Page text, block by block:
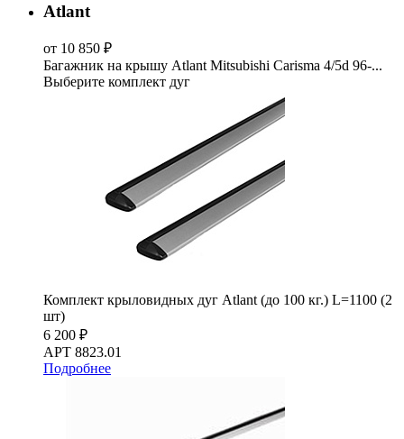
Atlant
от 10 850 ₽
Багажник на крышу Atlant Mitsubishi Carisma 4/5d 96-...
Выберите комплект дуг
Комплект крыловидных дуг Atlant (до 100 кг.) L=1100 (2
шт)
6 200 ₽
АРТ 8823.01
Подробнее